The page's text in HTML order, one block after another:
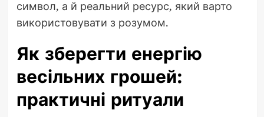
символ, а й реальний ресурс, який варто
використовувати з розумом.
Як зберегти енергію
весільних грошей:
практичні ритуали